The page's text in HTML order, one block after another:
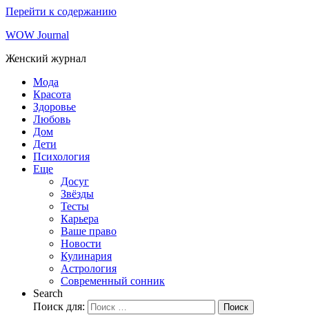
Перейти к содержанию
WOW Journal
Женский журнал
Мода
Красота
Здоровье
Любовь
Дом
Дети
Психология
Еще
Досуг
Звёзды
Тесты
Карьера
Ваше право
Новости
Кулинария
Астрология
Современный сонник
Search
Поиск для:
Поиск